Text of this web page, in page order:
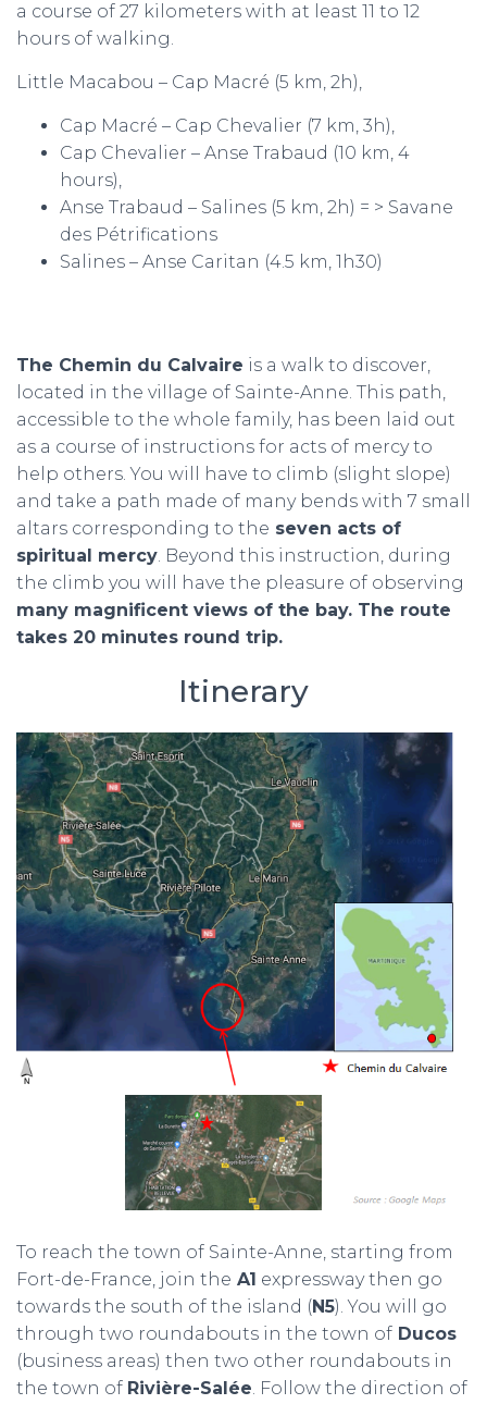
a course of 27 kilometers with at least 11 to 12
hours of walking.
Little Macabou – Cap Macré (5 km, 2h),
Cap Macré – Cap Chevalier (7 km, 3h),
Cap Chevalier – Anse Trabaud (10 km, 4
hours),
Anse Trabaud – Salines (5 km, 2h) = > Savane
des Pétrifications
Salines – Anse Caritan (4.5 km, 1h30)
The Chemin du Calvaire is a walk to discover,
located in the village of Sainte-Anne. This path,
accessible to the whole family, has been laid out
as a course of instructions for acts of mercy to
help others. You will have to climb (slight slope)
and take a path made of many bends with 7 small
altars corresponding to the seven acts of
spiritual mercy. Beyond this instruction, during
the climb you will have the pleasure of observing
many magnificent views of the bay. The route
takes 20 minutes round trip.
Itinerary
To reach the town of Sainte-Anne, starting from
Fort-de-France, join the A1 expressway then go
towards the south of the island ( N5). You will go
through two roundabouts in the town of Ducos
(business areas) then two other roundabouts in
the town of Rivière-Salée. Follow the direction of